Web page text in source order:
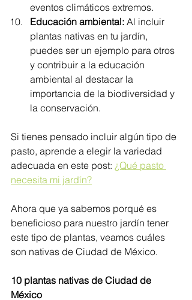
eventos climáticos extremos.
Educación ambiental: Al incluir
plantas nativas en tu jardín,
puedes ser un ejemplo para otros
y contribuir a la educación
ambiental al destacar la
importancia de la biodiversidad y
la conservación.
Si tienes pensado incluir algún tipo de
pasto, aprende a elegir la variedad
adecuada en este post: ¿Qué pasto
necesita mi jardín?
Ahora que ya sabemos porqué es
beneficioso para nuestro jardín tener
este tipo de plantas, veamos cuáles
son nativas de Ciudad de México.
10 plantas nativas de Ciudad de
México